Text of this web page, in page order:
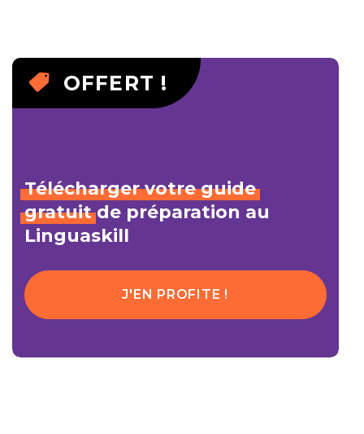
OFFERT !
Télécharger votre guide
gratuitde préparation au
Linguaskill
J'EN PROFITE !